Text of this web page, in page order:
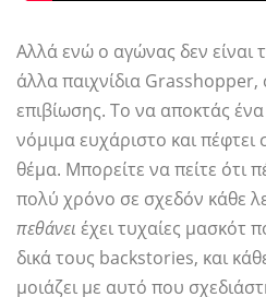
Αλλά ενώ ο αγώνας δεν
άλλα παιχνίδια
επιβίωσης. Το να αποκτάς ένα
νόμιμα ευχάριστο και
θέμα. Μπορείτε να πείτε ότι
πολύ χρόνο σε σχεδόν κάθε
πεθάνει έχει τυχαίες μασκότ
δικά τους backstories, και
μοιάζει με αυτό που